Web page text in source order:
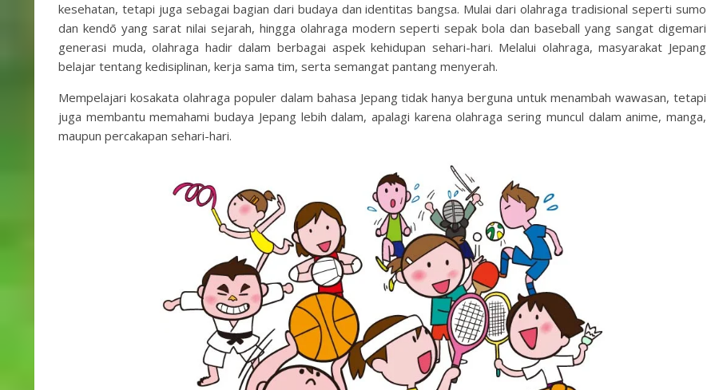
kesehatan, tetapi juga sebagai bagian dari budaya dan identitas bangsa. Mulai dari olahraga tradisional seperti sumo
dan kendō yang sarat nilai sejarah, hingga olahraga modern seperti sepak bola dan baseball yang sangat digemari
generasi muda, olahraga hadir dalam berbagai aspek kehidupan sehari-hari. Melalui olahraga, masyarakat Jepang
belajar tentang kedisiplinan, kerja sama tim, serta semangat pantang menyerah.
Mempelajari kosakata olahraga populer dalam bahasa Jepang tidak hanya berguna untuk menambah wawasan, tetapi
juga membantu memahami budaya Jepang lebih dalam, apalagi karena olahraga sering muncul dalam anime, manga,
maupun percakapan sehari-hari.